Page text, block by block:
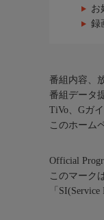
お
録
番組内容、
番組データ
TiVo、Gガ
このホーム
Official
このマーク
「